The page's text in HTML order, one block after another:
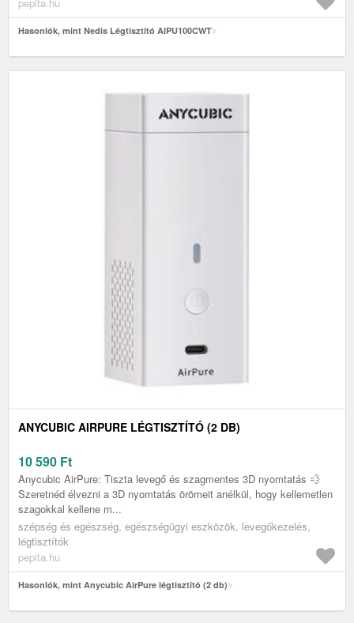
pepita.hu
Hasonlók, mint Nedis Légtisztító AIPU100CWT
ANYCUBIC AIRPURE LÉGTISZTÍTÓ (2 DB)
10 590 Ft
Anycubic AirPure: Tiszta levegő és szagmentes 3D nyomtatás 💨
Szeretnéd élvezni a 3D nyomtatás örömeit anélkül, hogy kellemetlen
szagokkal kellene m...
szépség és egészség, egészségügyi eszközök, levegőkezelés,
légtisztítók
pepita.hu
Hasonlók, mint Anycubic AirPure légtisztító (2 db)